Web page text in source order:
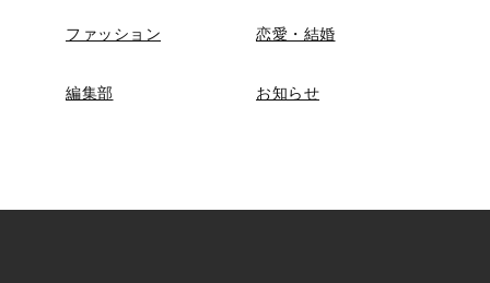
ファッション 恋愛・結婚
編集部 お知らせ